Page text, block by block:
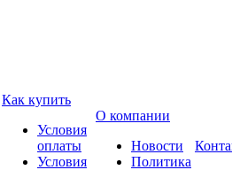
Как купить
Условия
оплаты
Условия
О компании
Новости
Политика